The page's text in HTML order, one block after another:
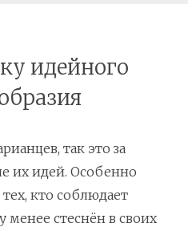
идейного
так это за
их идей. Особенно
тех, кто соблюдает
менее стеснён в своих